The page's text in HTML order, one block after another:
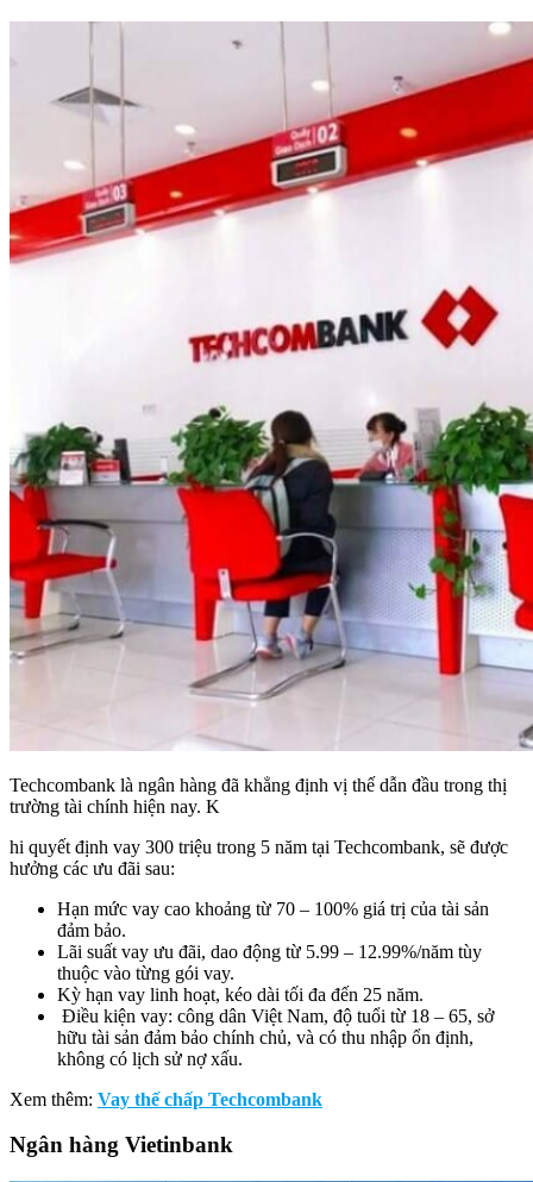
Techcombank là ngân hàng đã khẳng định vị thế dẫn đầu trong thị
trường tài chính hiện nay. K
hi quyết định vay 300 triệu trong 5 năm tại Techcombank, sẽ được
hưởng các ưu đãi sau:
Hạn mức vay cao khoảng từ 70 – 100% giá trị của tài sản
đảm bảo.
Lãi suất vay ưu đãi, dao động từ 5.99 – 12.99%/năm tùy
thuộc vào từng gói vay.
Kỳ hạn vay linh hoạt, kéo dài tối đa đến 25 năm.
Điều kiện vay: công dân Việt Nam, độ tuổi từ 18 – 65, sở
hữu tài sản đảm bảo chính chủ, và có thu nhập ổn định,
không có lịch sử nợ xấu.
Xem thêm: Vay thế chấp Techcombank
Ngân hàng Vietinbank